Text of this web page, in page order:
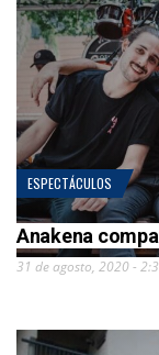
ESPECTÁCULOS
Anakena
31 de agosto, 2020 -